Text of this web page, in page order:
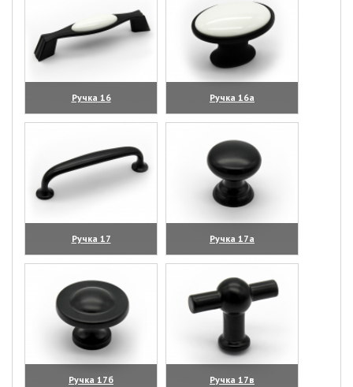
Ручка 16
(увеличить)
Ручка 16а
(увеличить)
Ручка 17
(увеличить)
Ручка 17а
(увеличить)
Ручка 17б
Ручка 17в